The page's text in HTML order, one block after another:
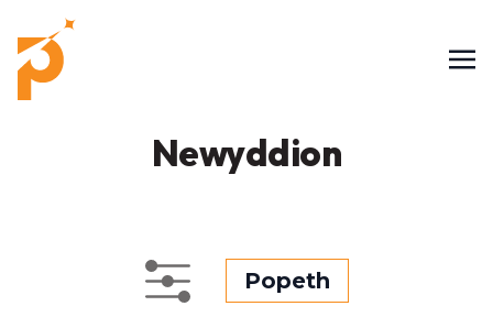
Newyddion
Popeth